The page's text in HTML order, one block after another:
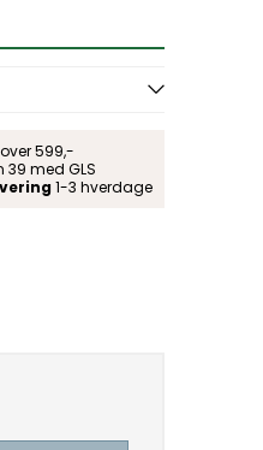
over 599,-
39 med GLS
1-3 hverdage